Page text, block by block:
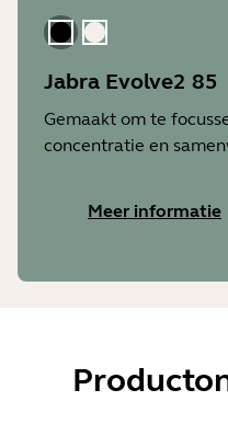
zwartGoud Beige
Jabra Evolve2 85
Gemaakt om te
concentratie en
Meer informatie